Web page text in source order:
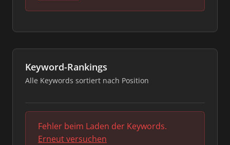
Keyword-Rankings
Alle Keywords sortiert nach Position
Fehler beim Laden der Keywords.
Erneut versuchen